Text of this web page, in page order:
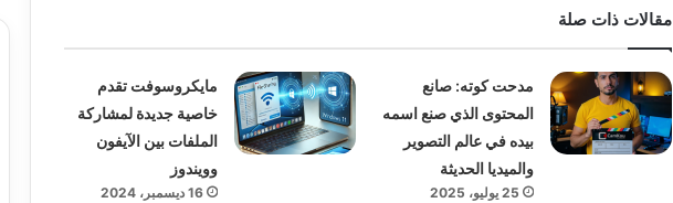
مقالات ذات صلة
مدحت كوته: صانع
المحتوى الذي صنع اسمه
بيده في عالم التصوير
والميديا الحديثة
25 يوليو، 2025
مايكروسوفت تقدم
خاصية جديدة لمشاركة
الملفات بين الآيفون
وويندوز
16 ديسمبر، 2024